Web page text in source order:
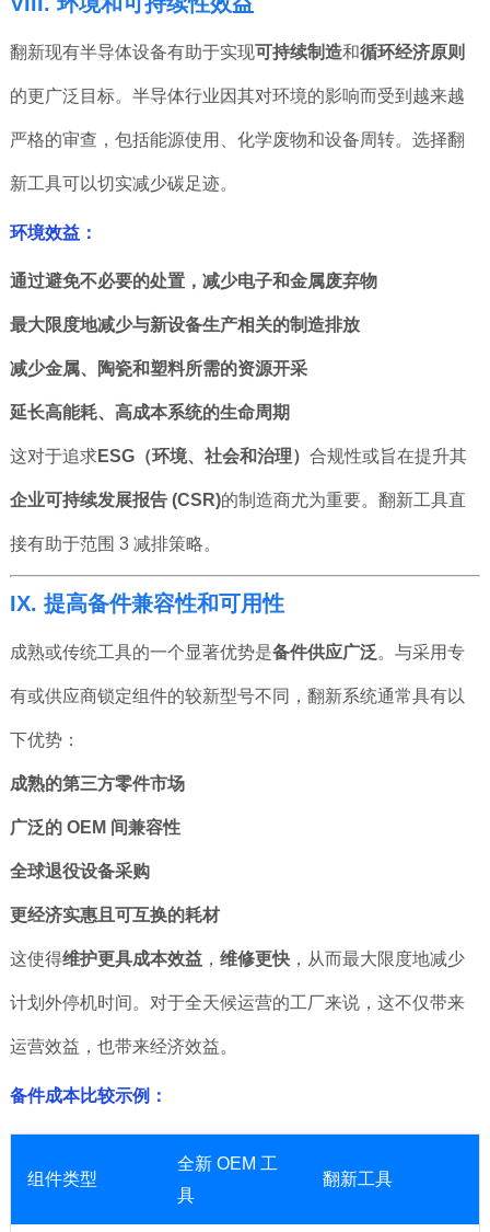
翻新现有半导体设备有助于实现可持续制造和循环经济原则
的更广泛目标。半导体行业因其对环境的影响而受到越来越
严格的审查，包括能源使用、化学废物和设备周转。选择翻
新工具可以切实减少碳足迹。
环境效益：
通过避免不必要的处置，减少电子和金属废弃物
最大限度地减少与新设备生产相关的制造排放
减少金属、陶瓷和塑料所需的资源开采
延长高能耗、高成本系统的生命周期
这对于追求ESG（环境、社会和治理） 合规性或旨在提升其
企业可持续发展报告 (CSR)的制造商尤为重要。翻新工具直
接有助于范围 3 减排策略。
IX. 提高备件兼容性和可用性
成熟或传统工具的一个显著优势是备件供应广泛 。与采用专
有或供应商锁定组件的较新型号不同，翻新系统通常具有以
下优势：
成熟的第三方零件市场
广泛的 OEM 间兼容性
全球退役设备采购
更经济实惠且可互换的耗材
这使得维护更具成本效益， 维修更快，从而最大限度地减少
计划外停机时间。对于全天候运营的工厂来说，这不仅带来
运营效益，也带来经济效益。
备件成本比较示例：
组件类型
全新 OEM 工
具
翻新工具